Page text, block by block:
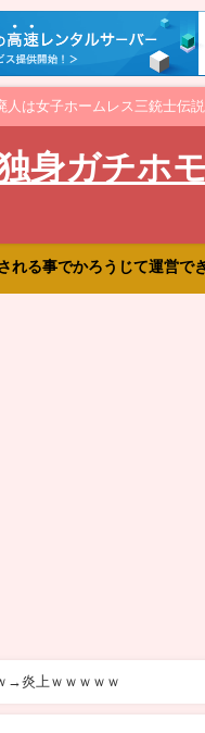
は女子ホームレス三銃士伝
身ガチホ
る事でかろうじて運営で
→炎上ｗｗｗｗｗ